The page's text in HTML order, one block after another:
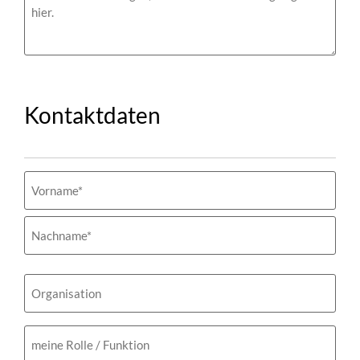
Kontaktdaten
Organisation
meine
Rolle